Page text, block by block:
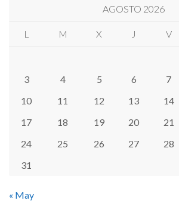
AGOSTO 2026
L M X J V
3
4 5 6 7
10
11 12 13 14
17
18 19 20 21
24
25 26 27 28
31
« May